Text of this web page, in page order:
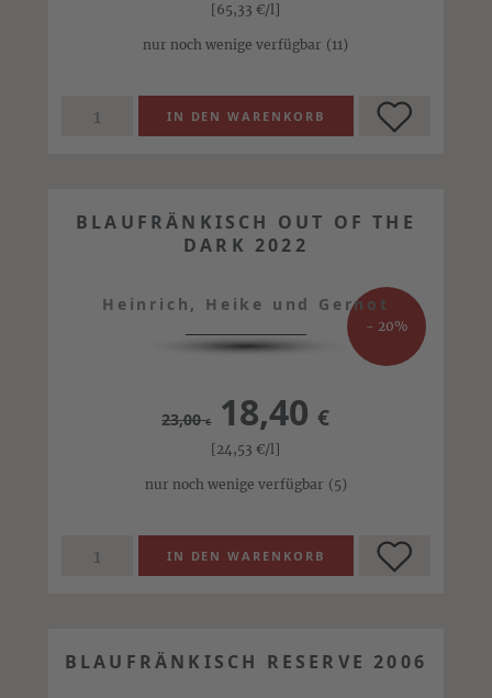
[65,33€/l]
nur noch wenige verfügbar (11)
- 20%
BLAUFRÄNKISCH OUT OF THE
DARK 2022
Heinrich, Heike und Gernot
23,00€ 18,40€
[24,53€/l]
nur noch wenige verfügbar (5)
BLAUFRÄNKISCH RESERVE 2006